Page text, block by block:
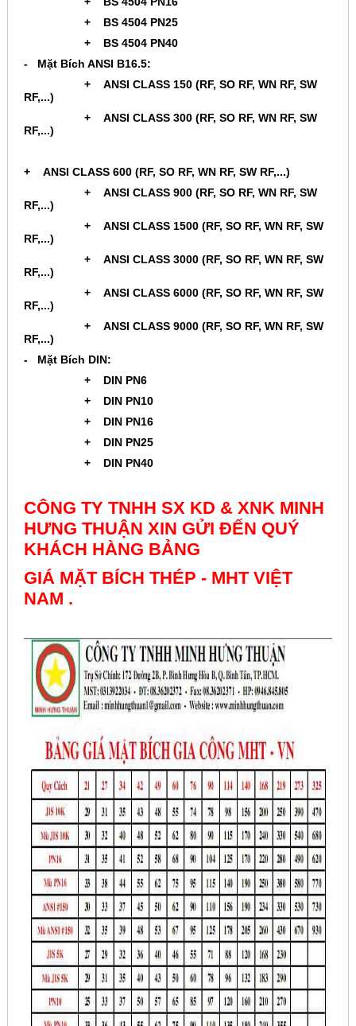
+ BS 4504 PN25
+ BS 4504 PN40
- Mặt Bích ANSI B16.5:
+ ANSI CLASS 150 (RF, SO RF, WN RF, SW
RF,...)
+ ANSI CLASS 300 (RF, SO RF, WN RF, SW
RF,...)
+ ANSI CLASS 600 (RF, SO RF, WN RF, SW RF,...)
+ ANSI CLASS 900 (RF, SO RF, WN RF, SW
RF,...)
+ ANSI CLASS 1500 (RF, SO RF, WN RF, SW
RF,...)
+ ANSI CLASS 3000 (RF, SO RF, WN RF, SW
RF,...)
+ ANSI CLASS 6000 (RF, SO RF, WN RF, SW
RF,...)
+ ANSI CLASS 9000 (RF, SO RF, WN RF, SW
RF,...)
- Mặt Bích DIN:
+ DIN PN6
+ DIN PN10
+ DIN PN16
+ DIN PN25
+ DIN PN40
CÔNG TY TNHH SX KD & XNK MINH
HƯNG THUẬN XIN GỬI ĐẾN QUÝ
KHÁCH HÀNG BẢNG
GIÁ MẶT BÍCH THÉP - MHT VIỆT
NAM .